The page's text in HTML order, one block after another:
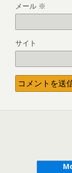
メール ※
サイト